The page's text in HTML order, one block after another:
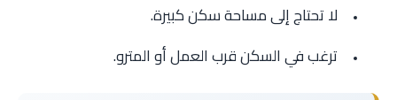
لا تحتاج إلى مساحة سكن كبيرة.
ترغب في السكن قرب العمل أو المترو.